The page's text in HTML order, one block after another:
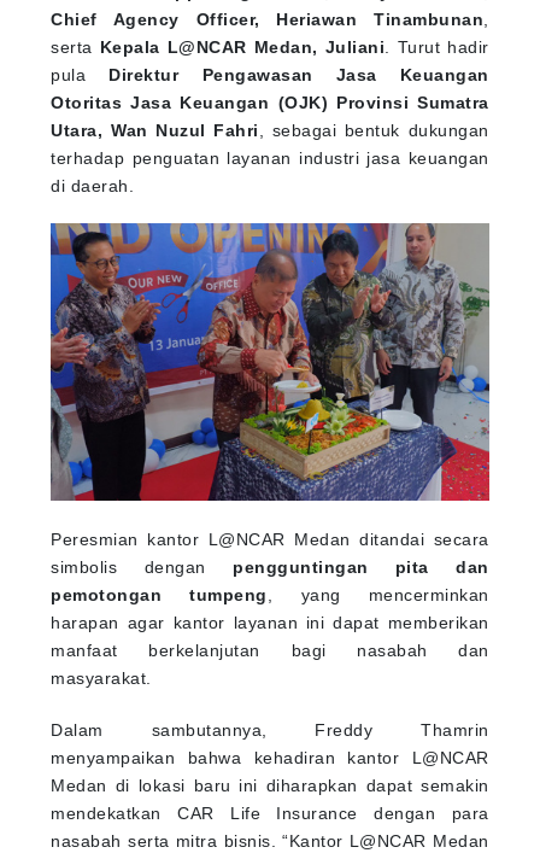
Chief Agency Officer, Heriawan Tinambunan
serta Kepala L@NCAR Medan, Juliani . Turut hadir
pula Direktur Pengawasan Jasa Keuangan
Otoritas Jasa Keuangan (OJK) Provinsi Sumatra
Utara, Wan Nuzul Fahri
, sebagai bentuk dukungan
terhadap penguatan layanan industri jasa keuangan
di daerah.
Peresmian kantor L@NCAR Medan ditandai secara
simbolis dengan pengguntingan pita dan
pemotongan tumpeng
, yang mencerminkan
harapan agar kantor layanan ini dapat memberikan
manfaat berkelanjutan bagi nasabah dan
masyarakat.
Dalam sambutannya, Freddy Thamrin
menyampaikan bahwa kehadiran kantor L@NCAR
Medan di lokasi baru ini diharapkan dapat semakin
mendekatkan CAR Life Insurance dengan para
nasabah serta mitra bisnis. “Kantor L@NCAR Medan